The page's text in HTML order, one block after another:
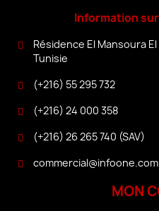
Information
Résidence El Mansoura
Tunisie
(+216) 55 295 732
(+216) 24 000 358
(+216) 26 265 740 (SAV)
MON